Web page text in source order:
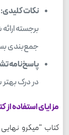
نکات کلیدی:
برجسته
جمع‌بندی
پاسخ‌نامه
در درک
مزایای استفاده
کتاب "میکرو